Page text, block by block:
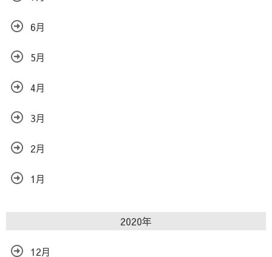
6月
5月
4月
3月
2月
1月
2020年
12月